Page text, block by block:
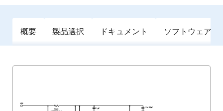
概要 製品選択 ドキュメント ソフトウェア／